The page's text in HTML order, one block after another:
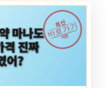
최신
바로가기
여행